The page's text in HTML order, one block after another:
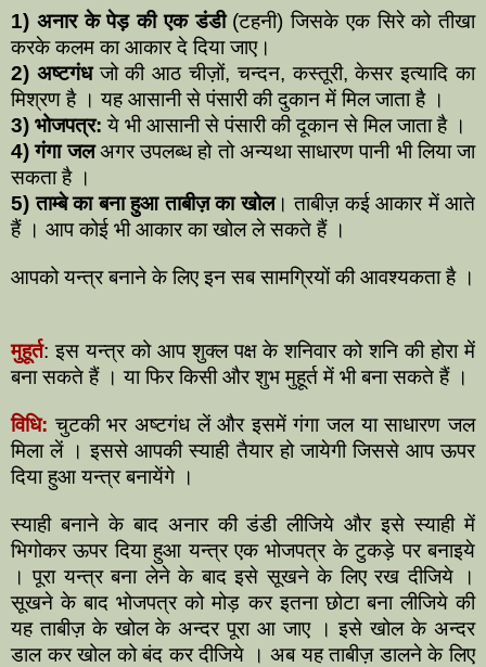
1) अनार के पेड़ की एक डंडी(टहनी) जिसके एक सिरे को तीखा
करके कलम का आकार दे दिया जाए।
2) अष्टगंधजो की आठ चीज़ों, चन्दन, कस्तूरी, केसर इत्यादि का
मिश्रण है । यह आसानी से पंसारी की दुकान में मिल जाता है ।
3) भोजपत्र:ये भी आसानी से पंसारी की दूकान से मिल जाता है ।
4) गंगा जलअगर उपलब्ध हो तो अन्यथा साधारण पानी भी लिया जा
सकता है ।
5) ताम्बे का बना हुआ ताबीज़ का खोल। ताबीज़ कई आकार में आते
हैं । आप कोई भी आकार का खोल ले सकते हैं ।
आपको यन्त्र बनाने के लिए इन सब सामग्रियों की आवश्यकता है ।
मुहूर्त: इस यन्त्र को आप शुक्ल पक्ष के शनिवार को शनि की होरा में
बना सकते हैं । या फिर किसी और शुभ मुहूर्त में भी बना सकते हैं ।
विधि: चुटकी भर अष्टगंध लें और इसमें गंगा जल या साधारण जल
मिला लें । इससे आपकी स्याही तैयार हो जायेगी जिससे आप ऊपर
दिया हुआ यन्त्र बनायेंगे ।
स्याही बनाने के बाद अनार की डंडी लीजिये और इसे स्याही में
भिगोकर ऊपर दिया हुआ यन्त्र एक भोजपत्र के टुकड़े पर बनाइये
। पूरा यन्त्र बना लेने के बाद इसे सूखने के लिए रख दीजिये ।
सूखने के बाद भोजपत्र को मोड़ कर इतना छोटा बना लीजिये की
यह ताबीज़ के खोल के अन्दर पूरा आ जाए । इसे खोल के अन्दर
डाल कर खोल को बंद कर दीजिये । अब यह ताबीज़ डालने के लिए